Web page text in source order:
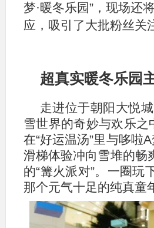
梦·暖冬乐园”，现场还
应，吸引了大批粉丝关
超真实暖冬乐园
走进位于朝阳大悦
雪世界的奇妙与欢乐之
在“好运温汤”里与哆啦
滑梯体验冲向雪堆的畅
的“篝火派对”。一圈玩
那个元气十足的纯真童